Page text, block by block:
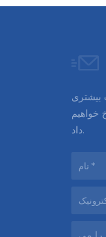
بیشتری
خواهیم
داد.